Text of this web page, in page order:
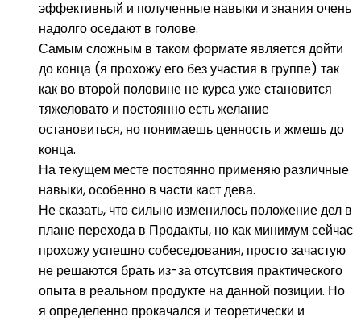
эффективный и полученные навыки и знания очень
надолго оседают в голове.
Самым сложным в таком формате является дойти
до конца (я прохожу его без участия в группе) так
как во второй половине не курса уже становится
тяжеловато и постоянно есть желание
остановиться, но понимаешь ценность и жмешь до
конца.
На текущем месте постоянно применяю различные
навыки, особенно в части каст дева.
Не сказать, что сильно изменилось положение дел в
плане перехода в Продакты, но как минимум сейчас
прохожу успешно собеседования, просто зачастую
не решаются брать из-за отсутсвия практического
опыта в реальном продукте на данной позиции. Но
я определенно прокачался и теоретически и